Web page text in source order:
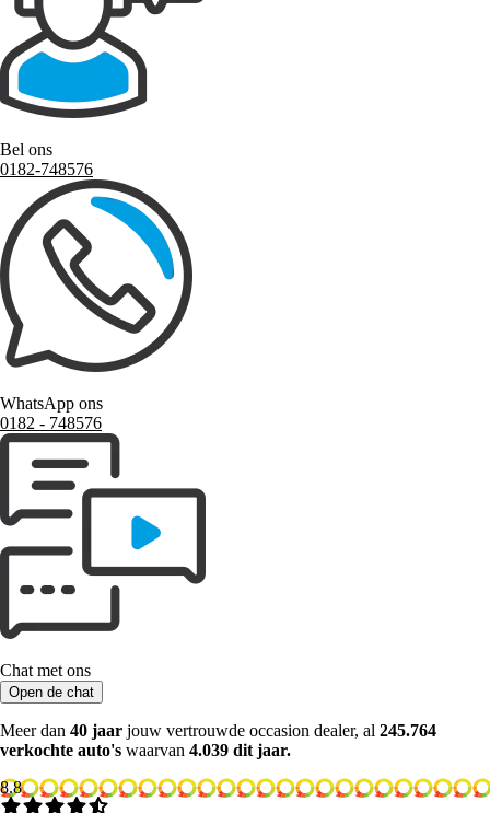
Bel ons
0182-748576
WhatsApp ons
0182 ‑ 748576
Chat met ons
Open de chat
Meer dan 40 jaar jouw vertrouwde occasion dealer, al 245.764
verkochte auto's waarvan 4.039 dit jaar.
8.8